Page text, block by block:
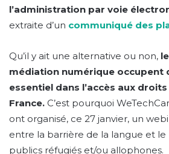
l’administration par voie
extraite d’un communiqué des
Qu’il y ait une alternative ou non,
médiation numérique occupent
essentiel dans l’accès aux
France. C’est pourquoi
ont organisé, ce 27 janvier, un
entre la barrière de la langue et
publics réfugiés et/ou allophones.